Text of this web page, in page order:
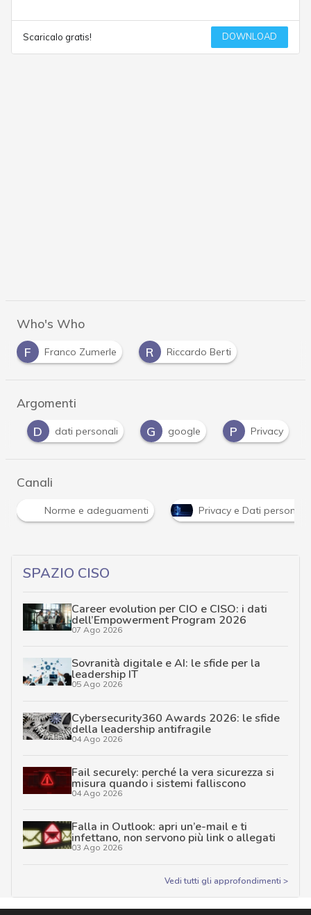
Scaricalo gratis! DOWNLOAD
Who's Who
F
Franco Zumerle R Riccardo Berti
Argomenti
D dati personali G google P Privacy
Canali
Norme e adeguamenti Privacy e Dati personali
SPAZIO CISO
Career evolution per CIO e CISO: i dati
dell’Empowerment Program 2026
07 Ago 2026
Sovranità digitale e AI: le sfide per la
leadership IT
05 Ago 2026
Cybersecurity360 Awards 2026: le sfide
della leadership antifragile
04 Ago 2026
Fail securely: perché la vera sicurezza si
misura quando i sistemi falliscono
04 Ago 2026
Falla in Outlook: apri un’e-mail e ti
infettano, non servono più link o allegati
03 Ago 2026
Vedi tutti gli approfondimenti >